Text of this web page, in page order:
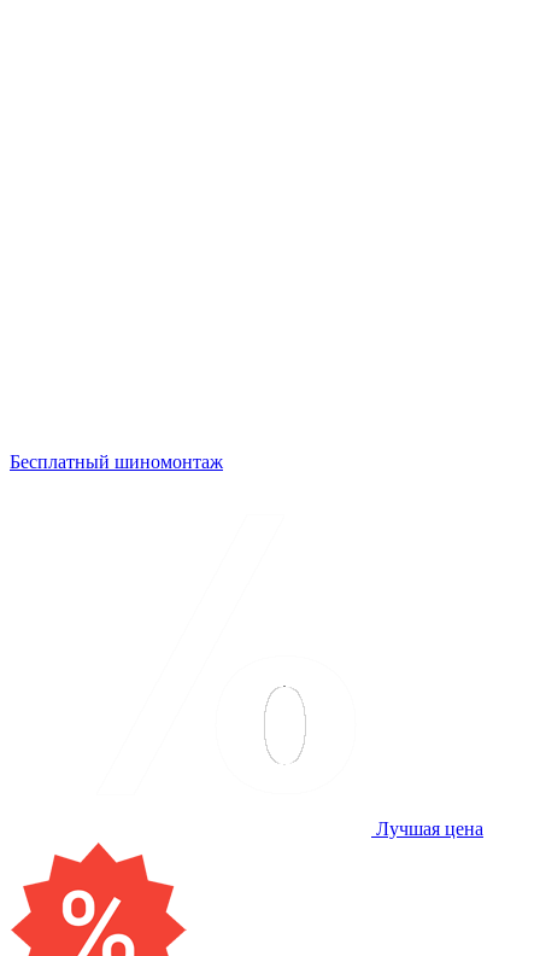
Бесплатный шиномонтаж
Лучшая цена